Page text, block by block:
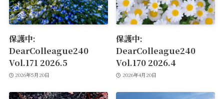
保護中:
DearColleague240
Vol.171 2026.5
2026年5月20日
保護中:
DearColleague240
Vol.170 2026.4
2026年4月20日